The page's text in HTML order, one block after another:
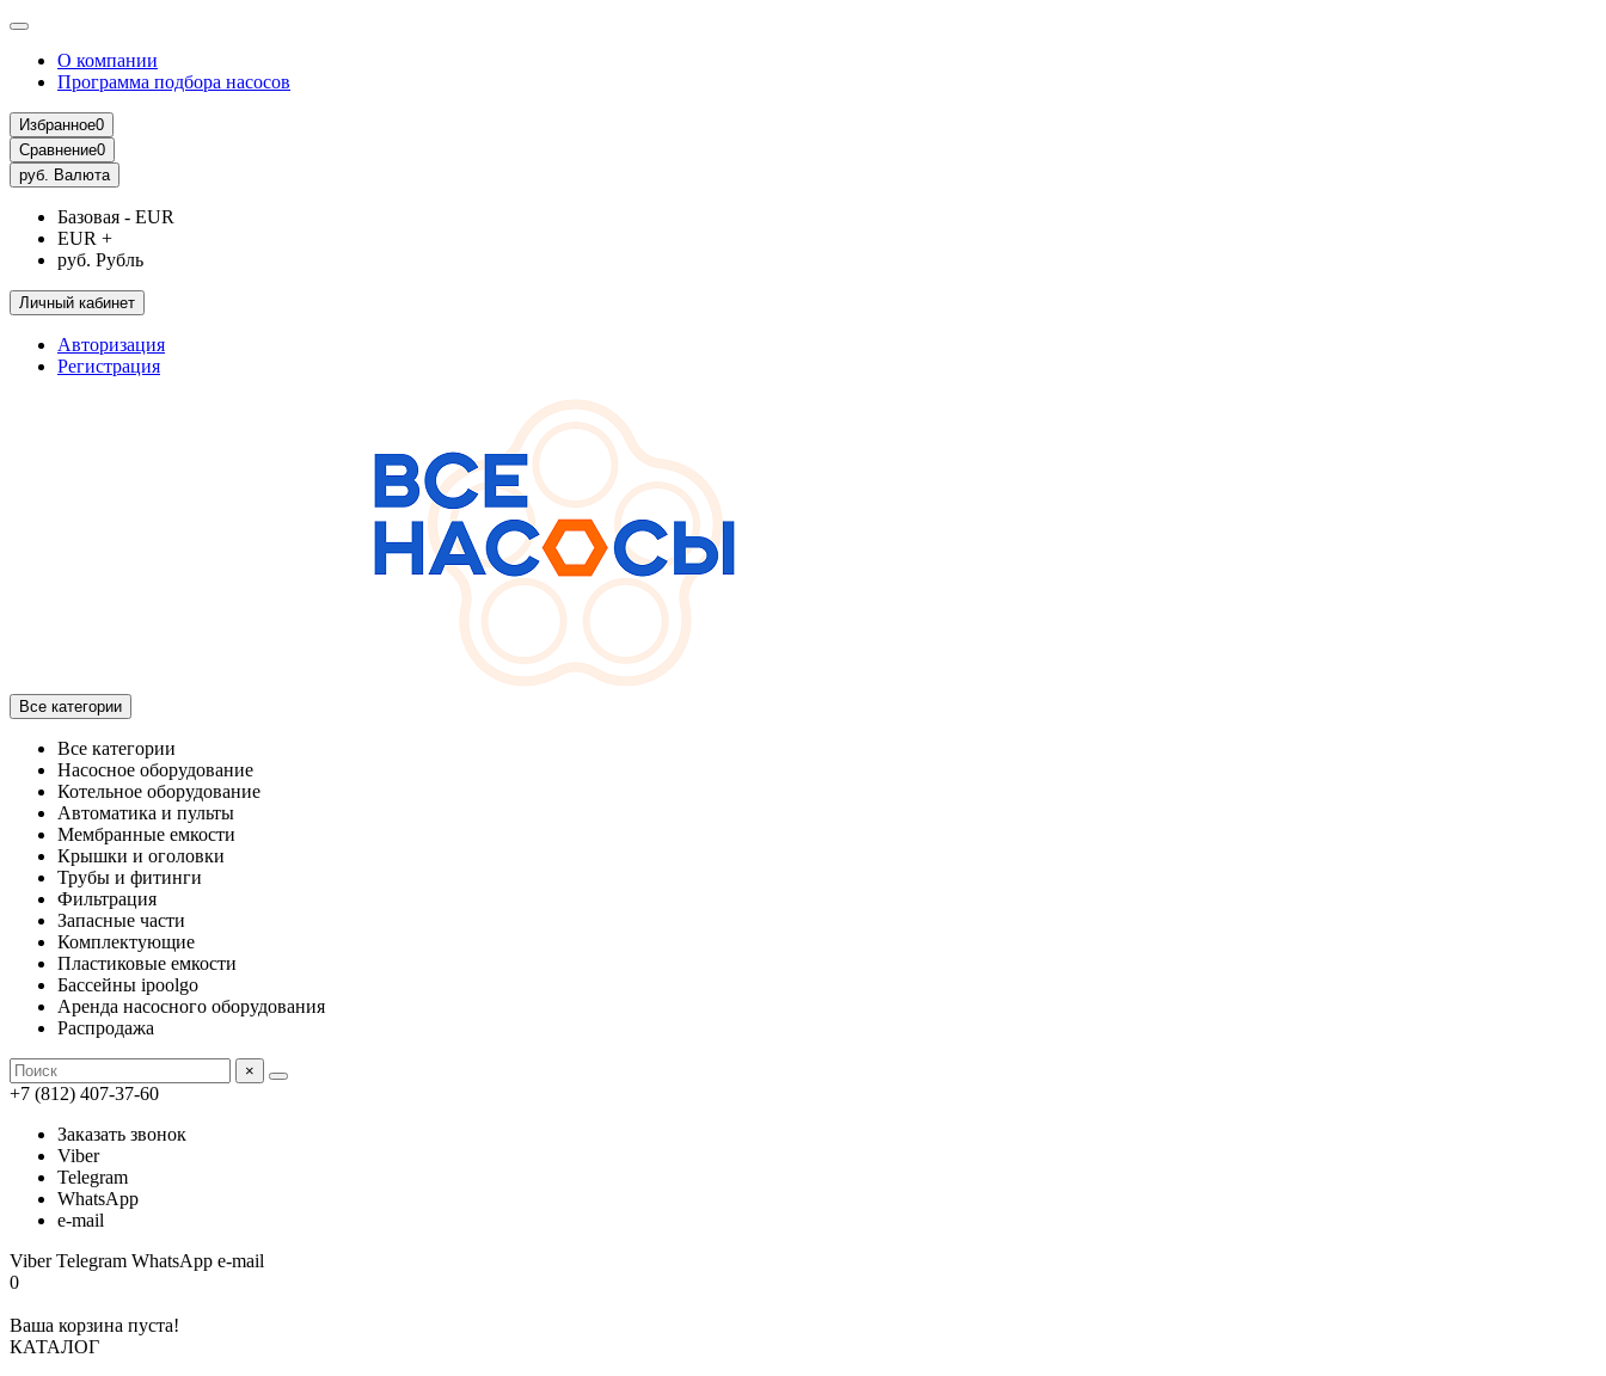
О компании
Программа подбора насосов
Избранное0
Сравнение0
руб. Валюта
Базовая - EUR
EUR +
руб. Рубль
Личный кабинет
Авторизация
Регистрация
Все категории
Все категории
Насосное оборудование
Котельное оборудование
Автоматика и пульты
Мембранные емкости
Крышки и оголовки
Трубы и фитинги
Фильтрация
Запасные части
Комплектующие
Пластиковые емкости
Бассейны ipoolgo
Аренда насосного оборудования
Распродажа
×
+7 (812) 407-37-60
Заказать звонок
Viber
Telegram
WhatsApp
e-mail
ViberTelegram WhatsApp e-mail
0
Ваша корзина пуста!
КАТАЛОГ